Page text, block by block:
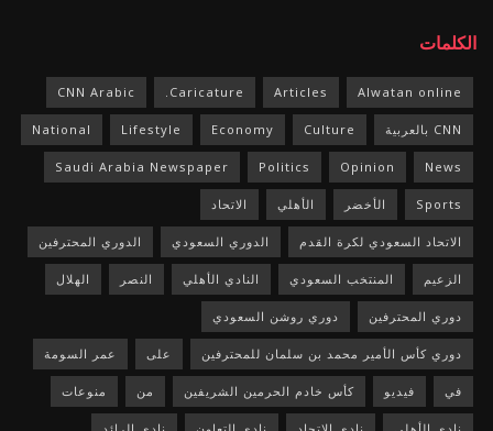
الكلمات
Alwatan online
Articles
Caricature.
CNN Arabic
CNN بالعربية Culture
Economy
Lifestyle
National
News
Opinion
Politics
Saudi Arabia Newspaper
Sports الأخضر الأهلي الاتحاد
الاتحاد السعودي لكرة القدم الدوري السعودي الدوري المحترفين
الزعيم المنتخب السعودي النادي الأهلي النصر الهلال
دوري المحترفين دوري روشن السعودي
دوري كأس الأمير محمد بن سلمان للمحترفين على عمر السومة
في فيديو كأس خادم الحرمين الشريفين من منوعات